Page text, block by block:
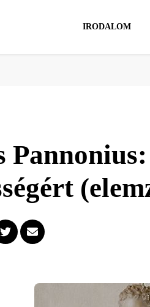
IRODALOM